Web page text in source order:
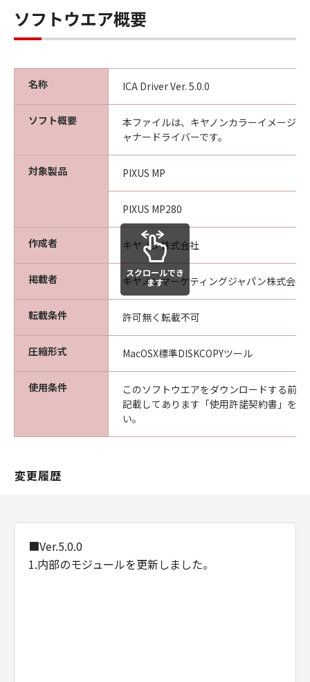
ソフトウエア概要
名称 ICA Driver Ver. 5.0.0
ソフト概要
本ファイルは、キヤノンカラーイメージ
ャナードライバーです。
対象製品 PIXUS MP
PIXUS MP280
作成者 キヤノン株式会社
掲載者 キヤノンマーケティングジャパン株式会社
転載条件 許可無く転載不可
圧縮形式 MacOSX標準DISKCOPYツール
使用条件
このソフトウエアをダウンロードする前
記載してあります「使用許諾契約書」を
い。
スクロールでき
ます
変更履歴
■Ver.5.0.0
1.内部のモジュールを更新しました。